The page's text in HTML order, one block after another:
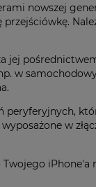
nowszej
jej
w
peryferyjnych,
w
iPhone'a